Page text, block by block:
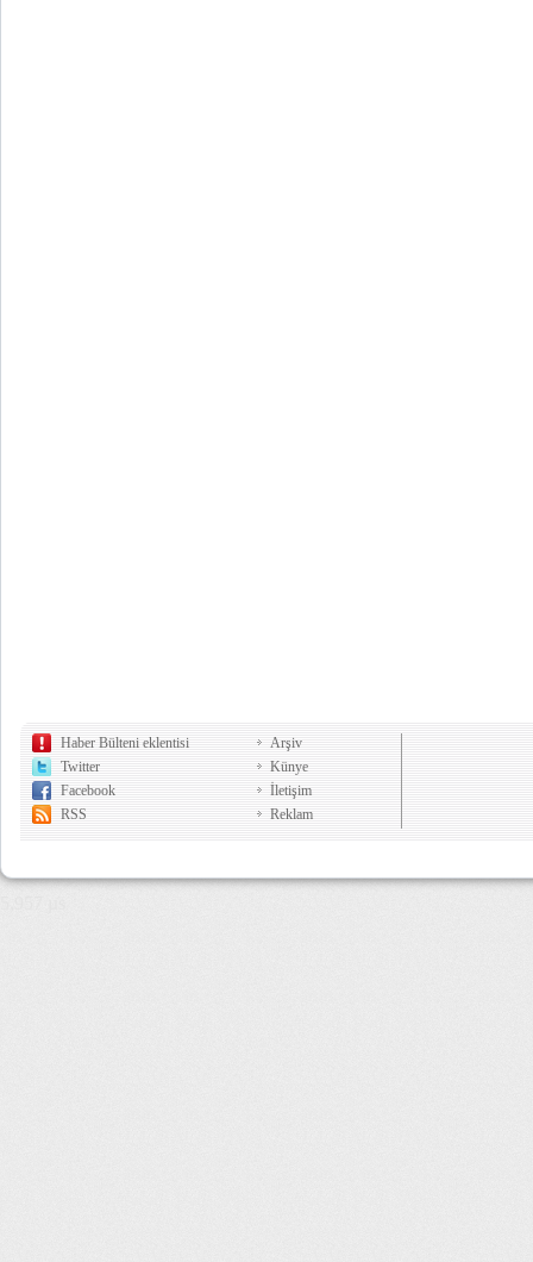
Haber Bülteni eklentisi
Twitter
Facebook
RSS
Arşiv
Künye
İletişim
Reklam